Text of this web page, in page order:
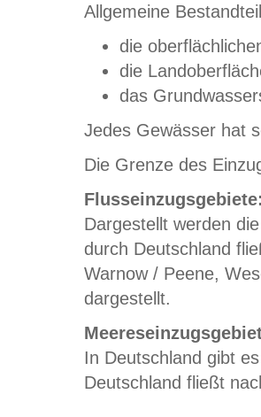
Allgemeine
die
die
das
Jedes Gewässer hat
Die Grenze des
Dargestellt werden
durch Deutschland
Warnow / Peene,
dargestellt.
In Deutschland gibt
Deutschland fließt